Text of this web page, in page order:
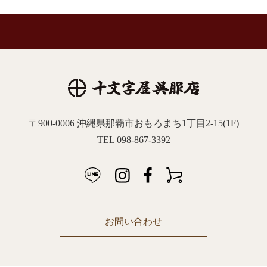
〒900-0006 沖縄県那覇市おもろまち1丁目2-15(1F)
TEL 098-867-3392
お問い合わせ